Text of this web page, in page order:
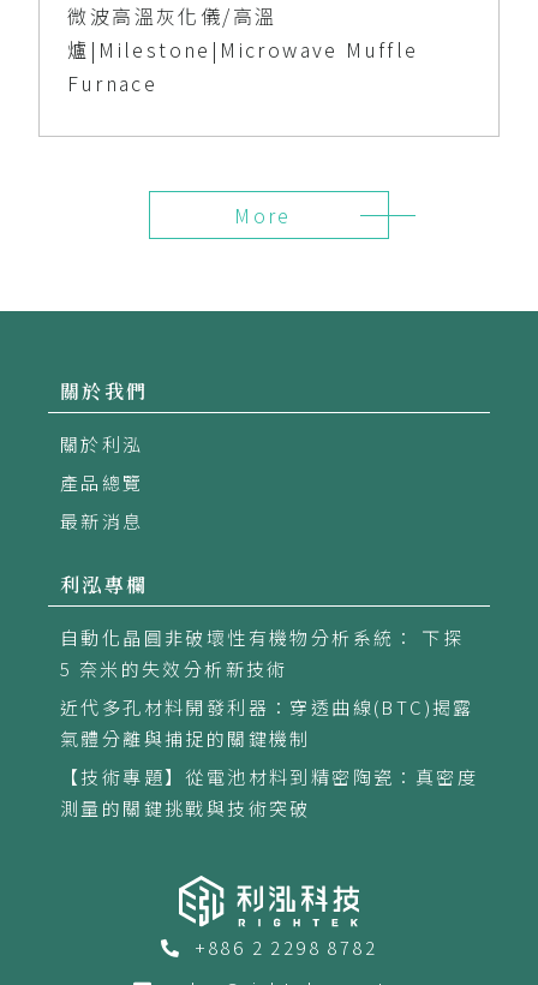
微波高溫灰化儀/高溫
爐|Milestone|Microwave Muffle
Furnace
More
關於我們
關於利泓
產品總覽
最新消息
利泓專欄
自動化晶圓非破壞性有機物分析系統： 下探
5 奈米的失效分析新技術
近代多孔材料開發利器：穿透曲線(BTC)揭露
氣體分離與捕捉的關鍵機制
【技術專題】從電池材料到精密陶瓷：真密度
測量的關鍵挑戰與技術突破
+886 2 2298 8782